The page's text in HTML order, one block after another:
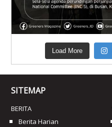
Load More
SITEMAP
BERITA
Berita Harian